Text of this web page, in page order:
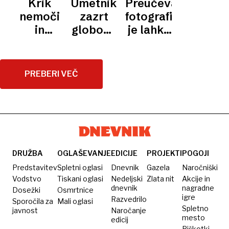
robove
Krik
nemoči
in
Umetnik,
zazrt
globoko
Preučevanje
fotografije
je lahko
PREBERI VEČ
DRUŽBA
Predstavitev
Vodstvo
Dosežki
Sporočila za
javnost
OGLAŠEVANJE
Spletni oglasi
Tiskani oglasi
Osmrtnice
Mali oglasi
EDICIJE
Dnevnik
Nedeljski
dnevnik
Razvedrilo
Naročanje
edicij
PROJEKTI
Gazela
Zlata nit
POGOJI
Naročniški
Akcije in
nagradne
igre
Spletno
mesto